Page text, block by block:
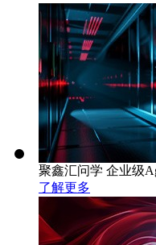
聚鑫汇问学 企业级
了解更多